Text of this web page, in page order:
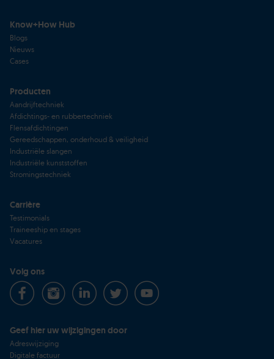
Know+How Hub
Blogs
Nieuws
Cases
Producten
Aandrijftechniek
Afdichtings- en rubbertechniek
Flensafdichtingen
Gereedschappen, onderhoud & veiligheid
Industriële slangen
Industriële kunststoffen
Stromingstechniek
Carrière
Testimonials
Traineeship en stages
Vacatures
Volg ons
Geef hier uw wijzigingen door
Adreswijziging
Digitale factuur